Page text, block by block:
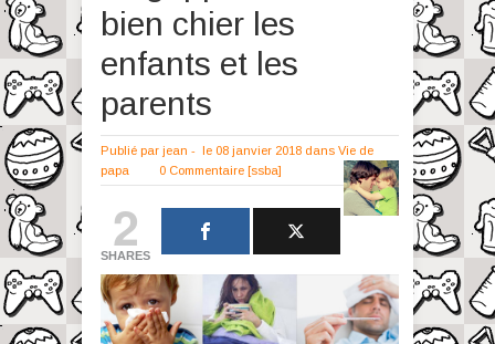
bien chier les
enfants et les
parents
Publié par jean - le 08 janvier 2018 dans Vie de
papa
0 Commentaire [ssba]
2
SHARES